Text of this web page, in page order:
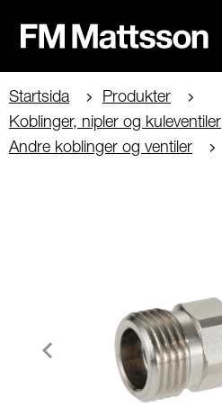
Startsida
Produkter
Koblinger, nipler og kuleventiler
Andre koblinger og ventiler